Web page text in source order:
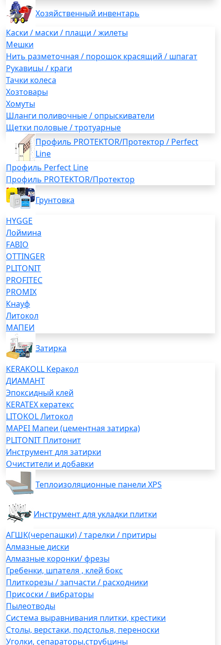
Хозяйственный инвентарь
Каски / маски / плащи / жилеты
Мешки
Нить разметочная / порошок красящий / шпагат
Рукавицы / краги
Тачки колеса
Хозтовары
Хомуты
Шланги поливочные / опрыскиватели
Щетки половые / тротуарные
Профиль PROTEKTOR/Протектор / Perfect
Line
Профиль Perfect Line
Профиль PROTEKTOR/Протектор
Грунтовка
HYGGE
Лоймина
FABIO
OTTINGER
PLITONIT
PROFITEC
PROMIX
Кнауф
Литокол
МАПЕИ
Затирка
KERAKOLL Керакол
ДИАМАНТ
Эпоксидный клей
KERATEX кератекс
LITOKOL Литокол
MAPEI Мапеи (цементная затирка)
PLITONIT Плитонит
Инструмент для затирки
Очистители и добавки
Теплоизоляционные панели XPS
Инструмент для укладки плитки
АГШК(черепашки) / тарелки / притиры
Алмазные диски
Алмазные коронки/ фрезы
Гребенки, шпателя , клей бокс
Плиткорезы / запчасти / расходники
Присоски / вибраторы
Пылеотводы
Система выравнивания плитки, крестики
Столы, верстаки, подстолья, переноски
Уголки, сепараторы,струбцины